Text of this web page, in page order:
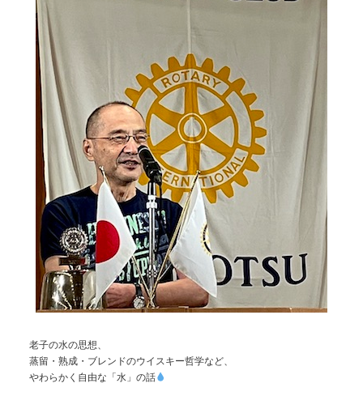
老子の水の思想、
蒸留・熟成・ブレンドのウイスキー哲学など、
やわらかく自由な「水」の話